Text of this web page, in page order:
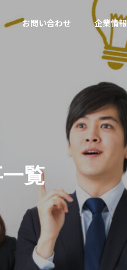
お問い合わせ 企業情報
サジェスト対策
（サジェスト広
告）
コスパ良く集客を実
現！
内検索ページはブロッ
？Google最新見解
ア
覧